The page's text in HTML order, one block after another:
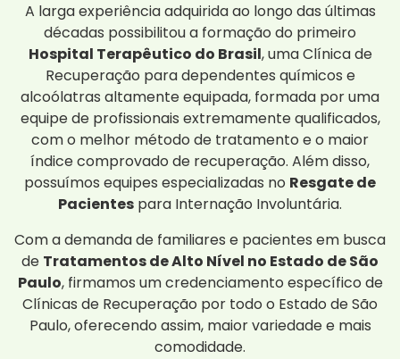
A larga experiência adquirida ao longo das últimas
décadas possibilitou a formação do primeiro
Hospital Terapêutico do Brasil, uma Clínica de
Recuperação para dependentes químicos e
alcoólatras altamente equipada, formada por uma
equipe de profissionais extremamente qualificados,
com o melhor método de tratamento e o maior
índice comprovado de recuperação. Além disso,
possuímos equipes especializadas no Resgate de
Pacientes para Internação Involuntária.
Com a demanda de familiares e pacientes em busca
de Tratamentos de Alto Nível no Estado de São
Paulo, firmamos um credenciamento específico de
Clínicas de Recuperação por todo o Estado de São
Paulo, oferecendo assim, maior variedade e mais
comodidade.